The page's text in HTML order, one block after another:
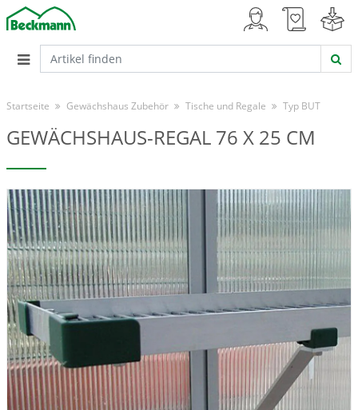
Startseite Gewächshaus Zubehör Tische und Regale Typ BUT
GEWÄCHSHAUS-REGAL 76 X 25 CM